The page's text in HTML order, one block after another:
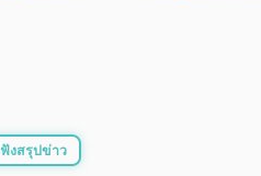
ฟังสรุปข่าว